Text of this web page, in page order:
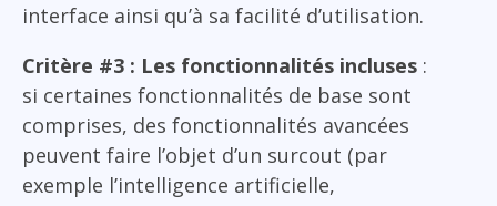
interface ainsi qu’à sa facilité d’utilisation.
Critère #3 : Les fonctionnalités incluses :
si certaines fonctionnalités de base sont
comprises, des fonctionnalités avancées
peuvent faire l’objet d’un surcout (par
exemple l’intelligence artificielle,